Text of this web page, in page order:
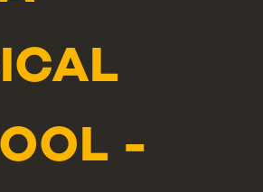
-